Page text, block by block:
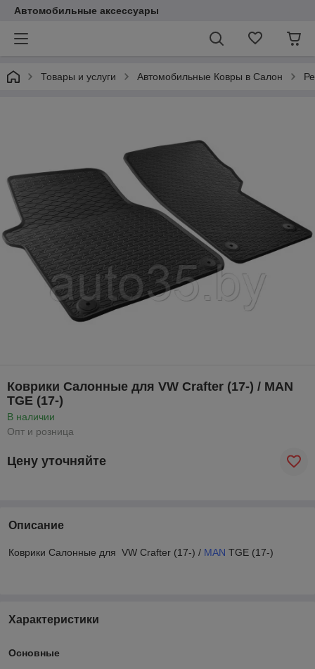
Автомобильные аксессуары
Товары и услуги Автомобильные Ковры в Салон
Коврики Салонные для VW Crafter (17-) / MAN
TGE (17-)
В наличии
Опт и розница
Цену уточняйте
Описание
Коврики Салонные для VW Crafter (17-) / MAN TGE (17-)
Характеристики
Основные